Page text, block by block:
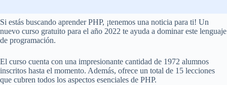
Si estás buscando aprender PHP, ¡tenemos una noticia para ti! Un
nuevo curso gratuito para el año 2022 te ayuda a dominar este lenguaje
de programación.
El curso cuenta con una impresionante cantidad de 1972 alumnos
inscritos hasta el momento. Además, ofrece un total de 15 lecciones
que cubren todos los aspectos esenciales de PHP.